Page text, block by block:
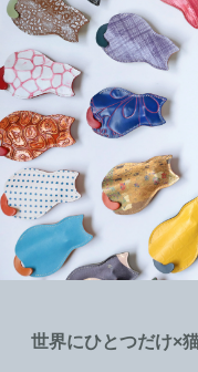
世界にひとつだけ×